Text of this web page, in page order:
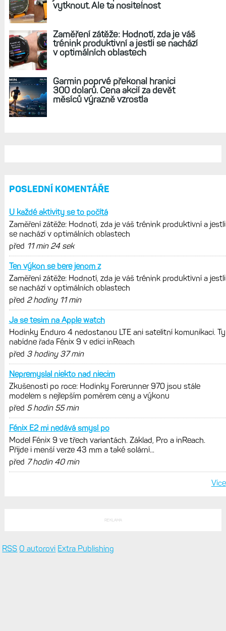
Fénix 9 v edici inReach
Live Activity konečně i pro outdoorové
sporty. Mobil už umí zrcadlit data
cyklistiky, běhu i chůze
Zkušenosti po roce: Fénixy 8 Pro jsou
jedním slovem parádní, těžko něco
vytknout. Ale ta nositelnost
Zaměření zátěže: Hodnotí, zda je váš
trénink produktivní a jestli se nachází
v optimálních oblastech
Garmin poprvé překonal hranici
300 dolarů. Cena akcií za devět
měsíců výrazně vzrostla